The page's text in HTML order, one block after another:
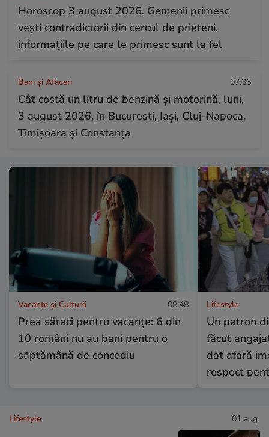
Horoscop 3 august 2026. Gemenii primesc
vești contradictorii din cercul de prieteni,
informațiile pe care le primesc sunt la fel
Bani și Afaceri 07:36
Cât costă un litru de benzină și motorină, luni,
3 august 2026, în București, Iași, Cluj-Napoca,
Timișoara și Constanța
Vacanțe și Cultură 08:48
Prea săraci pentru vacanțe: 6 din
10 români nu au bani pentru o
săptămână de concediu
Lifestyle
Un patron
făcut
dat afară
respect
Lifestyle 01 aug.